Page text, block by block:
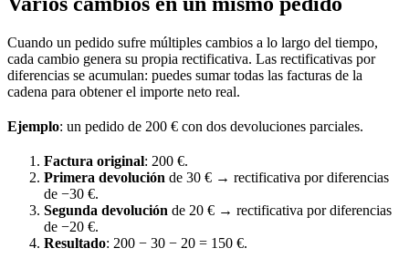
Cuando un pedido sufre múltiples cambios a lo largo del tiempo,
cada cambio genera su propia rectificativa. Las rectificativas por
diferencias se acumulan: puedes sumar todas las facturas de la
cadena para obtener el importe neto real.
Ejemplo: un pedido de 200 € con dos devoluciones parciales.
Factura original: 200 €.
Primera devolución de 30 € → rectificativa por diferencias
de −30 €.
Segunda devolución de 20 € → rectificativa por diferencias
de −20 €.
Resultado: 200 − 30 − 20 = 150 €.